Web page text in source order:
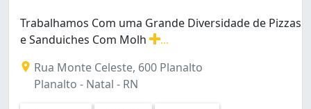
Trabalhamos Com uma Grande Diversidade de Pizzas
e Sanduiches Com Molh
Rua Monte Celeste, 600 Planalto
Planalto - Natal - RN